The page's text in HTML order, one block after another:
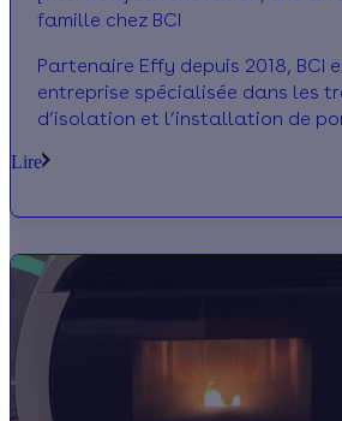
famille chez BCI
Partenaire Effy depuis 2018, BCI
entreprise spécialisée dans les
d’isolation et l’installation de
fait le choix de s’associer avec
travailler en famille ? Il vous
son expérience et ses conseils.
Lire